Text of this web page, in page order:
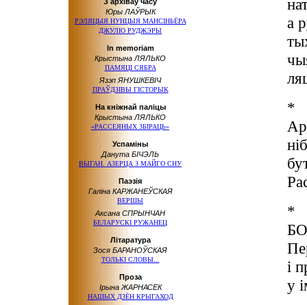
Юры ЛАЎРЫК
РЭЛЯЦЫЯ НУНЦЫЯ МАНСІНЬЁРА
ДЖУЛІО РУДЖЭРЫ
In memoriam
Крыстына ЛЯЛЬКО
ПАМЯЦІ СЯБРА
Язэп ЯНУШКЕВІЧ
ПРАЎДЗІВЫ ГІСТОРЫК
На кніжнай паліцы
Крыстына ЛЯЛЬКО
«РАССЕЯНЫХ ЗБІРАЦЬ»
Успаміны
Данута БІЧЭЛЬ
ВЫГАН. АЗЕРЦА З МАЙГО СНУ
Паэзія
Галіна КАРЖАНЕЎСКАЯ
ВЕРШЫ
Аксана СПРЫНЧАН
БЕЛАРУСКІ РУЖАНЕЦ
Літаратура
Зося БАРАНОЎСКАЯ
ТОЛЬКІ СЛОВЫ...
Проза
Ірына ЖАРНАСЕК
НАШЫХ ДЗЁН КРЫГАХОД
а
*
*
і
у